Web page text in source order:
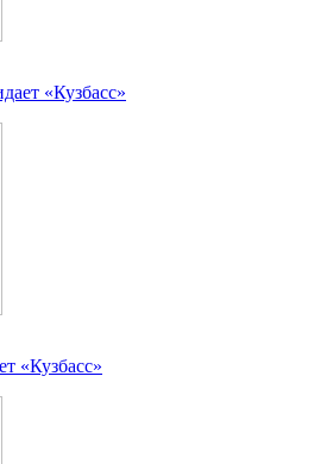
«Кузбасс»
«Кузбасс»